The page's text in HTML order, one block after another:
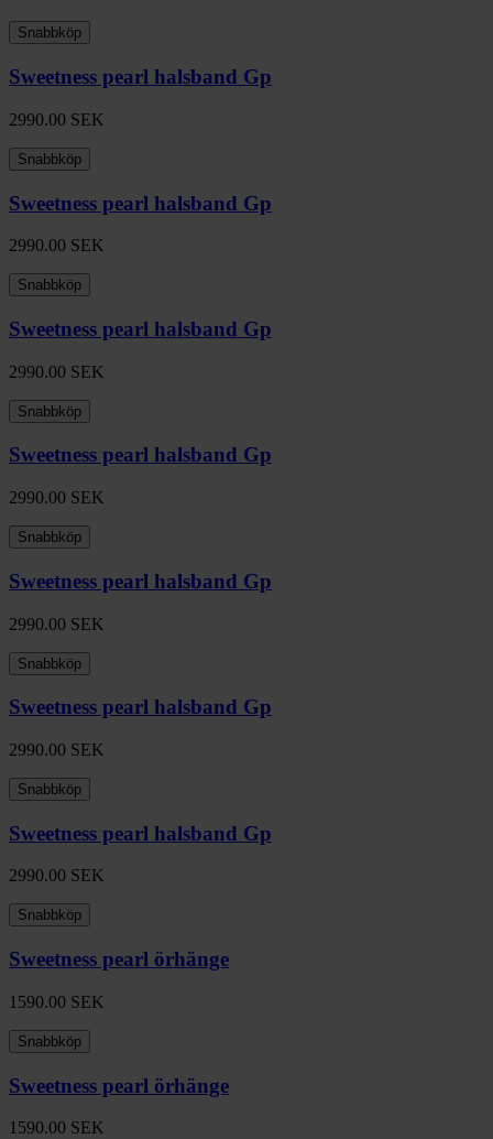
Snabbköp
Sweetness pearl halsband Gp
2990.00 SEK
Snabbköp
Sweetness pearl halsband Gp
2990.00 SEK
Snabbköp
Sweetness pearl halsband Gp
2990.00 SEK
Snabbköp
Sweetness pearl halsband Gp
2990.00 SEK
Snabbköp
Sweetness pearl halsband Gp
2990.00 SEK
Snabbköp
Sweetness pearl halsband Gp
2990.00 SEK
Snabbköp
Sweetness pearl halsband Gp
2990.00 SEK
Snabbköp
Sweetness pearl örhänge
1590.00 SEK
Snabbköp
Sweetness pearl örhänge
1590.00 SEK